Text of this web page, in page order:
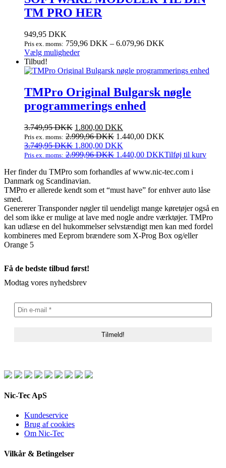
TM PRO HER
949,95 DKK
Pris ex. moms: 759,96 DKK – 6.079,96 DKK
Vælg mulighederDette
har
varianter.
Mulighederne
kan
på
varesiden
Tilbud!
TMPro Original Bulgarsk nøgle
programmerings enhed
3.749,95DKK Den
oprindelige
pris
var:
1.800,00 DKK
aktuelle
er:
Pris ex. moms: 2.999,96DKK 1.440,00 DKK
3.749,95DKK Den
oprindelige
var:
3.749,95 DKK.
1.800,00 DKK
aktuelle
er:
Pris ex. moms: 2.999,96DKK 1.440,00 DKKTilføj til kurv
Her finder du TMPro som forhandles af www.nic-tec.com i
Danmark og Scandinavian.
TMPro er allerede kendt som et “must have” for enhver auto låse
smed.
Genererer Transponder nøgler til uendeligt mange køretøjer også en
del som ikke er mulige at lave med nogle andre værktøjer. TMPro
kan udlæse en del hukommelser selvstændigt men kan med fordel
kombineres med Eeprom brændere som X-Prog Box og/eller
Orange 5
Få de bedste tilbud først!
Modtag vores nyhedsbrev
Nic-Tec ApS
Kundeservice
Brug af cookies
Om Nic-Tec
Vilkår & Betingelser